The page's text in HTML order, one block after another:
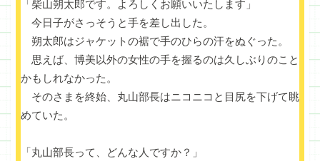
「柴山朔太郎です。よろしくお願いいたします」
今日子がさっそうと手を差し出した。
朔太郎はジャケットの裾で手のひらの汗をぬぐった。
思えば、博美以外の女性の手を握るのは久しぶりのこと
かもしれなかった。
そのさまを終始、丸山部長はニコニコと目尻を下げて眺
めていた。
「丸山部長って、どんな人ですか？」